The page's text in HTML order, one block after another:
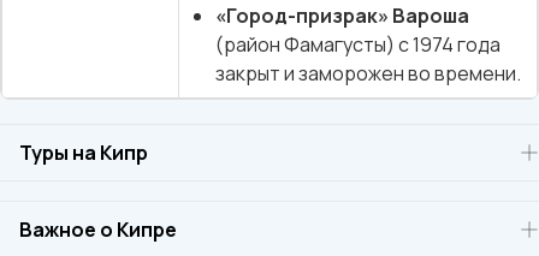
«Город-призрак» Вароша
(район Фамагусты) с 1974 года
закрыт и заморожен во времени.
Туры на Кипр
Ларнака
Важное о Кипре